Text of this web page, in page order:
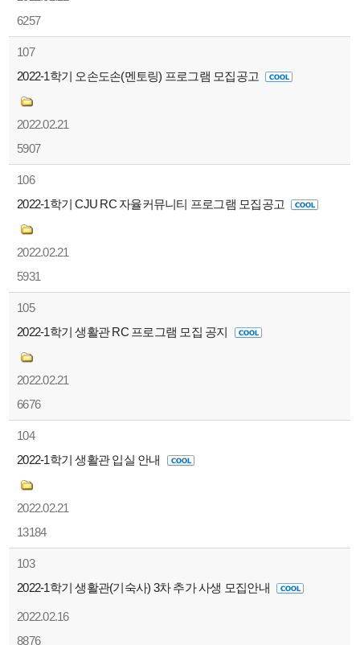
6257
107
2022-1학기 오손도손(멘토링) 프로그램 모집공고
2022.02.21
5907
106
2022-1학기 CJU RC 자율커뮤니티 프로그램 모집공고
2022.02.21
5931
105
2022-1학기 생활관 RC 프로그램 모집 공지
2022.02.21
6676
104
2022-1학기 생활관 입실 안내
2022.02.21
13184
103
2022-1학기 생활관(기숙사) 3차 추가 사생 모집안내
2022.02.16
8876